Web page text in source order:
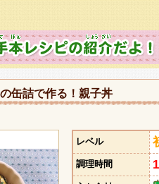
缶詰で作る！親子丼
レベル
調理時間